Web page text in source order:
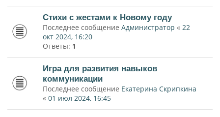
Стихи с жестами к Новому году
Последнее сообщение Администратор « 22
окт 2024, 16:20
Ответы: 1
Игра для развития навыков
коммуникации
Последнее сообщение Екатерина Скрипкина
« 01 июл 2024, 16:45